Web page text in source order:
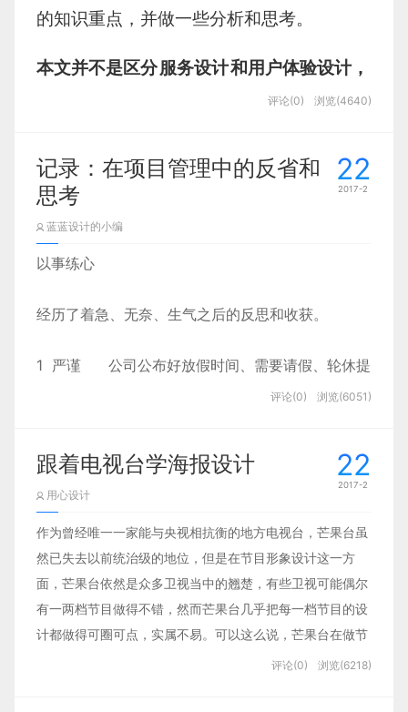
的知识重点，并做一些分析和思考。
本文并不是区分服务设计和用户体验设计，
我是想从用户体验设计的角度来学习服务设
评论(0) 浏览(4640)
22
2017-2
记录：在项目管理中的反省和
思考
蓝蓝设计的小编
以事练心
经历了着急、无奈、生气之后的反思和收获。
1 严谨 公司公布好放假时间、需要请假、轮休提
作任务，能够自律、能完成任务者可以这样做。如果
到家就没工作环境，无心工作或工作需要紧密配合的
前提下，不要申请在家办公，还不如前期紧张一些，
做完工作，安心玩，安心休假。
3 责任和能力的关系 对授权的理解，是承担责
任。能办好一件事，安排妥当顺利，担起承任，才有
能力担当更大的事。在这个过程中应对种种突发的情
评论(0) 浏览(6051)
22
2017-2
跟着电视台学海报设计
用心设计
作为曾经唯一一家能与央视相抗衡的地方电视台，芒果台虽
然已失去以前统治级的地位，但是在节目形象设计这一方
面，芒果台依然是众多卫视当中的翘楚，有些卫视可能偶尔
有一两档节目做得不错，然而芒果台几乎把每一档节目的设
计都做得可圈可点，实属不易。可以这么说，芒果台在做节
目的同时，也给我们好好地上了一堂设计课，下面我们来看
评论(0) 浏览(6218)